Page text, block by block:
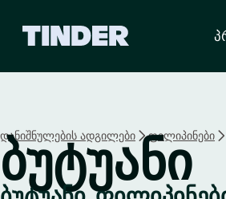
H
o
m
დანიშნულების ადგილები ფილიპინები
ბუტუანი